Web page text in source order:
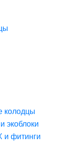
колодцы
экоблоки
и фитинги